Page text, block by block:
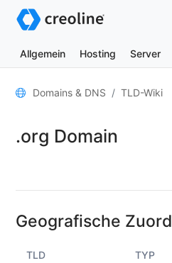
Allgemein Hosting Server
Allgemein
Kontakte
DNS-
Domains & DNS TLD-Wiki
.org Domain
Geografische
TLD TYP